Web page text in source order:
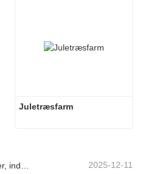
Juletræsfarm
Juletræspynt: Markedstendenser, indsigt i forsyningskæden og indkøbsguide 2025 2025-12-11